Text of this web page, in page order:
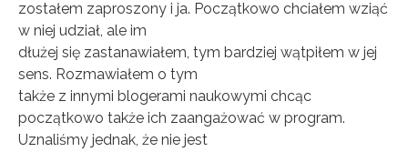
zostałem zaproszony i ja. Początkowo chciałem wziąć
w niej udział, ale im
dłużej się zastanawiałem, tym bardziej wątpiłem w jej
sens. Rozmawiałem o tym
także z innymi blogerami naukowymi chcąc
początkowo także ich zaangażować w program.
Uznaliśmy jednak, że nie jest